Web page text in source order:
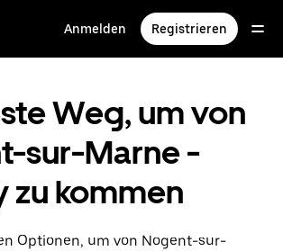
Anmelden Registrieren
Weg, um von
sur-Marne -
zu kommen
Optionen, um von Nogent-sur-